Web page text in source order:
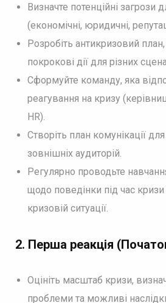
Визначте потенційні загрози
(економічні, юридичні,
Розробіть антикризовий
покрокові дії для різних
Сформуйте команду, яка
реагування на кризу
HR).
Створіть план комунікації для
зовнішніх аудиторій.
Регулярно проводьте
щодо поведінки під час кризи
кризовій ситуації.
2. Перша реакція
Оцініть масштаб кризи,
проблеми та можливі